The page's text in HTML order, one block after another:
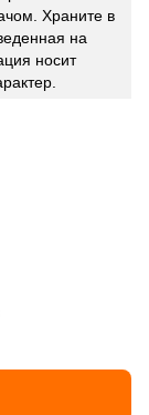
Храните в
на
носит